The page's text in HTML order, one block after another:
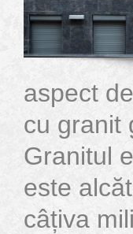
aspect
cu granit
Granitul
este
câțiva